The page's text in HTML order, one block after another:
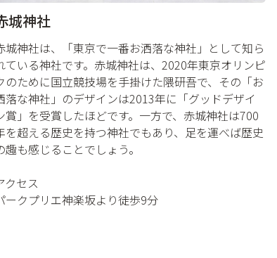
城神社
城神社は、「東京で一番お洒落な神社」として知ら
ている神社です。赤城神社は、2020年東京オリンピ
のために国立競技場を手掛けた隈研吾で、その「お
落な神社」のデザインは2013年に「グッドデザイ
賞」を受賞したほどです。一方で、赤城神社は700
を超える歴史を持つ神社でもあり、足を運べば歴史
趣も感じることでしょう。
クセス
ークプリエ神楽坂より徒歩9分